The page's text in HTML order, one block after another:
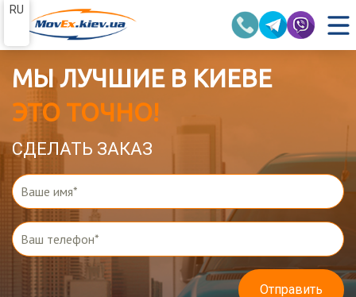
МЫ ЛУЧШИЕ В КИЕВЕ
ЭТО ТОЧНО!
СДЕЛАТЬ ЗАКАЗ
RU